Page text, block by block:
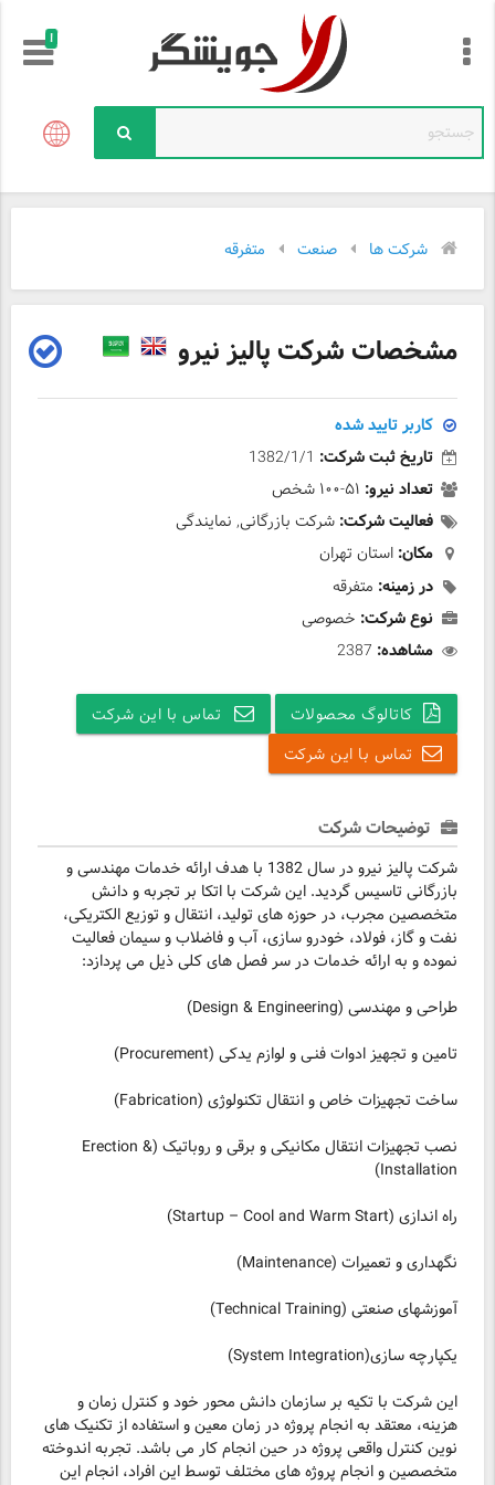
!
شرکت ها صنعت متفرقه
مشخصات شرکت پالیز نیرو
کاربر تایید شده
تاریخ ثبت شرکت: 1382/1/1
تعداد نیرو: ۵۱-۱۰۰ شخص
فعالیت شرکت: شرکت بازرگانی, نمایندگی
مکان: استان تهران
در زمینه: متفرقه
نوع شرکت: خصوصی
مشاهده: 2387
کاتالوگ محصولات
تماس با این شرکت
تماس با این شرکت
توضیحات شرکت
شرکت پالیز نیرو در سال 1382 با هدف ارائه خدمات مهندسی و
بازرگانی تاسیس گردید. این شرکت با اتکا بر تجربه و دانش
متخصصین مجرب، در حوزه های تولید، انتقال و توزیع الکتریکی،
نفت و گاز، فولاد، خودرو سازی، آب و فاضلاب و سیمان فعالیت
نموده و به ارائه خدمات در سر فصل های کلی ذیل می پردازد:
طراحی و مهندسی (Design & Engineering)
تامین و تجهیز ادوات فنـی و لوازم یدکی (Procurement)
ساخت تجهیزات خاص و انتقال تکنولوژی (Fabrication)
نصب تجهیزات انتقال مکانیکی و برقی و روباتیک (Erection &
Installation)
راه اندازی (Startup – Cool and Warm Start)
نگهداری و تعمیرات (Maintenance)
آموزشهای صنعتی (Technical Training)
یکپارچه سازی(System Integration)
این شرکت با تکیه بر سازمان دانش محور خود و کنترل زمان و
هزینه، معتقد به انجام پروژه در زمان معین و استفاده از تکنیک های
نوین کنترل واقعی پروژه در حین انجام کار می باشد. تجربه اندوخته
متخصصین و انجام پروژه های مختلف توسط این افراد، انجام این